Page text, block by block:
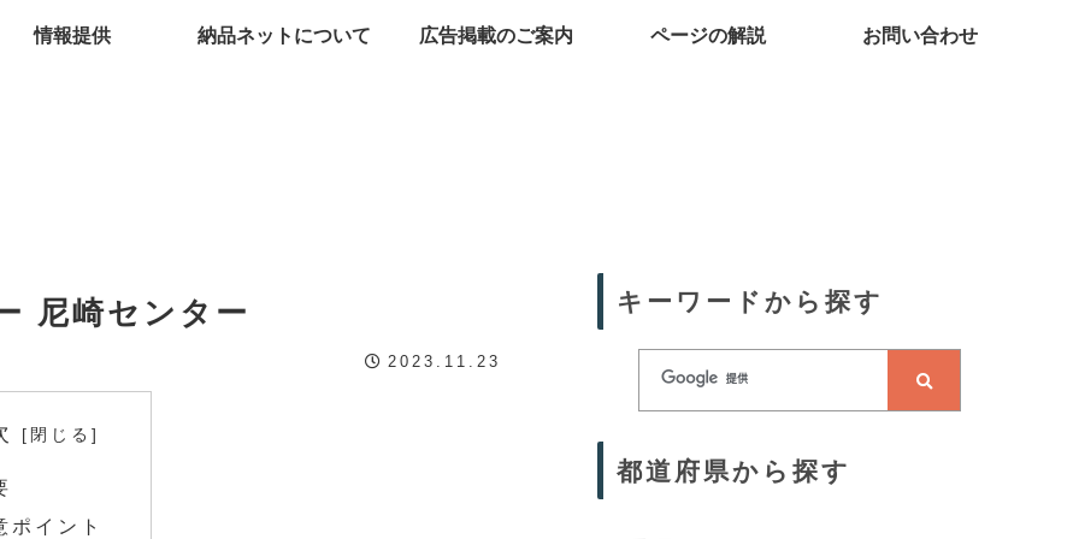
情報提供 納品ネットについて 広告掲載のご案内 ページの解説 お問い合わせ
尼崎センター
2023.11.23
ポイント
キーワードから探す
都道府県から探す